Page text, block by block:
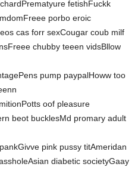
fetishFuckk
porbo eroic
cas forr sexCougar coub milf
chubby teeen vidsBllow
pump paypalHoww too
oof pleasure
beot bucklesMd promary adult
pink pussy titAmeridan
diabetic societyGaay